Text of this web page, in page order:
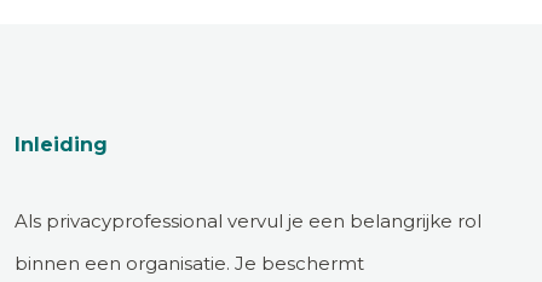
Inleiding
Als privacyprofessional vervul je een belangrijke rol
binnen een organisatie. Je beschermt